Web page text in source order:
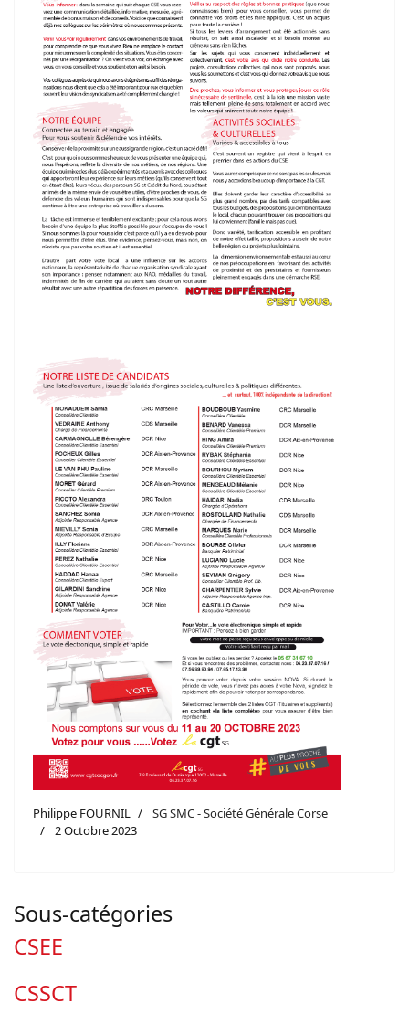
Philippe FOURNIL
SG SMC - Société Générale Corse
2 Octobre 2023
Sous-catégories
CSEE
CSSCT